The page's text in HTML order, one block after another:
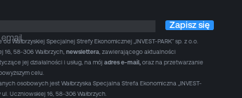
Zapisz się
Wałbrzyskiej Specjalnej Strefy Ekonomicznej „INVEST-PARK” sp. z o.o.
16, 58-306 Wałbrzych,newslettera , zawierającego aktualności
jej działalności i usług, na mójadres e-mail,oraz na przetwarzanie
celu.
osobowych jest Wałbrzyska Specjalna Strefa Ekonomiczna „INVEST-
ul. Uczniowskiej 16, 58-306 Wałbrzych.